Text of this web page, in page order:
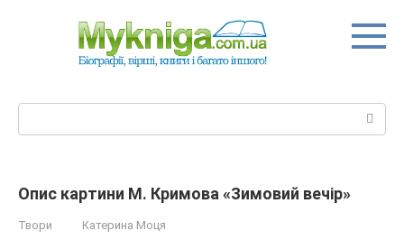
Опис картини М. Кримова «Зимовий вечір»
Твори Катерина Моця